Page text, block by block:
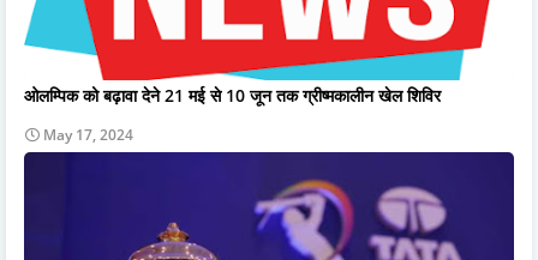
ओलम्पिक को बढ़ावा देने 21 मई से 10 जून तक ग्रीष्मकालीन खेल शिविर
May 17, 2024